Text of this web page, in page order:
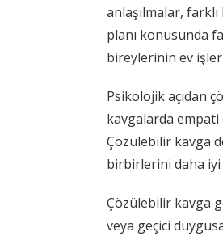
anlaşılmalar,
planı konusunda
bireylerinin ev
Psikolojik açıdan
kavgalarda empati
Çözülebilir kavga
birbirlerini daha iyi
Çözülebilir kavga
veya geçici